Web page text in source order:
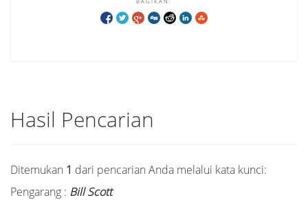
Hasil Pencarian
Ditemukan 1 dari pencarian Anda melalui kata kunci:
Pengarang : Bill Scott